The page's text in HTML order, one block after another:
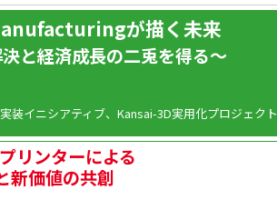
が描く未来
と経済成長の二兎を得る～
装イニシアティブ、Kansai-3D実用化プロジェクト
リンターによる
新価値の共創